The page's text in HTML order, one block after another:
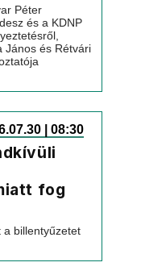
Péter
és a KDNP
János és Rétvári
| 08:30
fog
a billentyűzetet